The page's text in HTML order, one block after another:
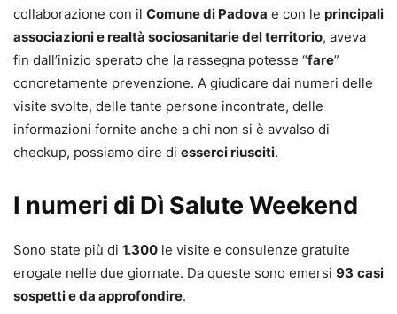
collaborazione con il Comune di Padova e con le principali
associazioni e realtà sociosanitarie del territorio, aveva
fin dall’inizio sperato che la rassegna potesse “fare”
concretamente prevenzione. A giudicare dai numeri delle
visite svolte, delle tante persone incontrate, delle
informazioni fornite anche a chi non si è avvalso di
checkup, possiamo dire di esserci riusciti.
I numeri di Dì Salute Weekend
Sono state più di 1.300 le visite e consulenze gratuite
erogate nelle due giornate. Da queste sono emersi 93 casi
sospetti e da approfondire.